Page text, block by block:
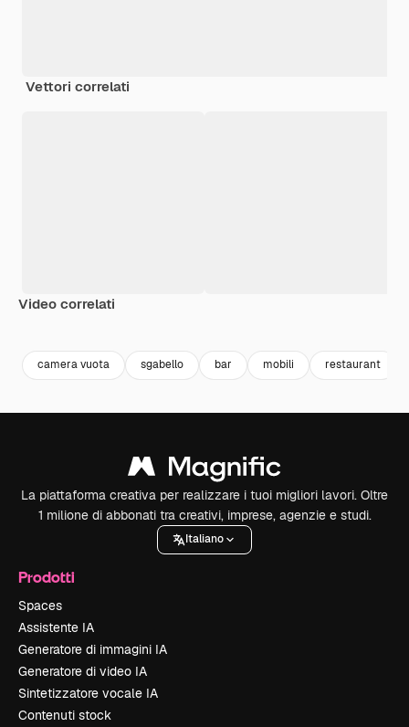
Vettori correlati
Video correlati
camera vuota sgabello bar mobili restaurant
La piattaforma creativa per realizzare i tuoi migliori lavori. Oltre
1 milione di abbonati tra creativi, imprese, agenzie e studi.
Italiano
Prodotti
Spaces
Assistente IA
Generatore di immagini IA
Generatore di video IA
Sintetizzatore vocale IA
Contenuti stock